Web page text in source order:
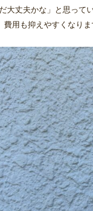
大丈夫かな」と思って
費用も抑えやすくなりま